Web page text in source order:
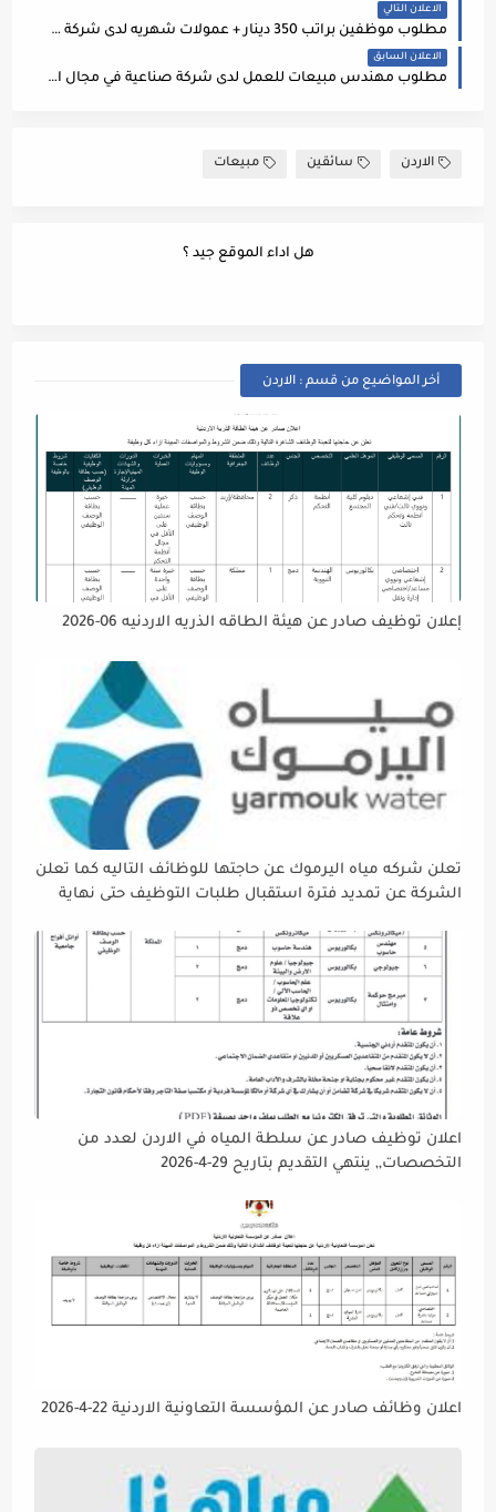
الاعلان التالي
مطلوب موظفين براتب 350 دينار + عمولات شهريه لدى شركة creative outlook
الاعلان السابق
مطلوب مهندس مبيعات للعمل لدى شركة صناعية في مجال الطاقة متجددة
الاردن سائقين مبيعات
هل اداء الموقع جيد ؟
أخر المواضيع من قسم : الاردن
إعلان توظيف صادر عن هيئة الطاقه الذريه الاردنيه 06-2026
تعلن شركه مياه اليرموك عن حاجتها للوظائف التاليه كما تعلن
الشركة عن تمديد فترة استقبال طلبات التوظيف حتى نهاية
إتاحة الفرصة الكافية أمام الجميع لاستكمال إجراءات التقديم.
اعلان توظيف صادر عن سلطة المياه في الاردن لعدد من
التخصصات,, ينتهي التقديم بتاريح 29-4-2026
اعلان وظائف صادر عن المؤسسة التعاونية الاردنية 22-4-2026